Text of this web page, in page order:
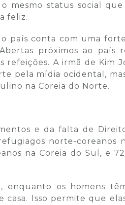
mesmo status social que
feliz.
país conta com uma
próximos ao país
refeições. A irmã de Kim
pela mídia ocidental,
na Coreia do Norte.
e da falta de
norte-coreanos
na Coreia do Sul, e
enquanto os homens
casa. Isso permite que